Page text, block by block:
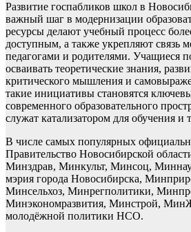
Развитие госпабликов школ в
важный шаг в модернизации
ресурсы делают учебный процесс
доступным, а также укрепляют связь
педагогами и родителями. Учащиеся
осваивать теоретические знания,
критического мышления и
такие инициативы становятся
современного образовательного
служат катализатором для обучения и
В числе самых популярных
Правительство Новосибирской
Минздрав, Минкульт, Минсоц,
мэрия города Новосибирска,
Минсельхоз, Минрегполитики,
Минэкономразвития, Минстрой,
молодёжной политики НСО.